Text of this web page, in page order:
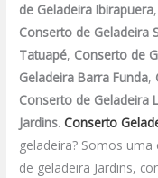
de Geladeira Ibirapuera,
Conserto de Geladeira
Tatuapé, Conserto de
Geladeira Barra Funda,
Conserto de Geladeira
Jardins.Conserto
geladeira? Somos
de geladeira Jardins,